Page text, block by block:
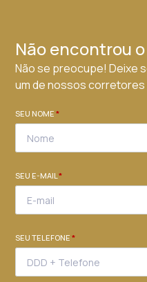
Não encontrou
Não se preocupe! Deixe
um de nossos corretores
SEU NOME*
SEU E-MAIL*
SEU TELEFONE*